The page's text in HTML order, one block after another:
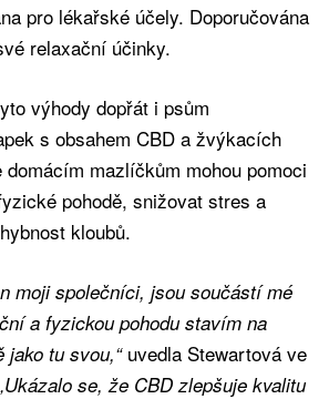
pro lékařské účely. Doporučována
relaxační účinky.
výhody dopřát i psům
s obsahem CBD a žvýkacích
mazlíčkům mohou pomoci
pohodě, snižovat stres a
kloubů.
moji společníci, jsou součástí mé
a fyzickou pohodu stavím na
tu svou,“uvedla Stewartová ve
se, že CBD zlepšuje kvalitu